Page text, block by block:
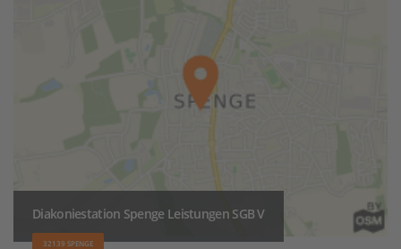
Diakoniestation Spenge Leistungen SGB V
32139 SPENGE